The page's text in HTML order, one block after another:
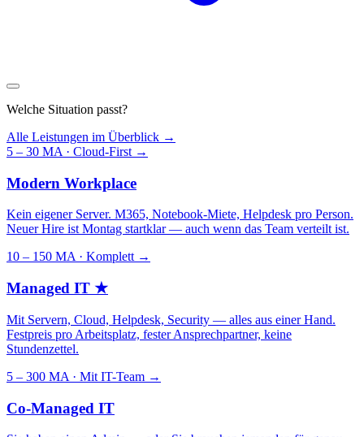
Welche Situation passt?
Alle Leistungen im Überblick →
5 – 30 MA · Cloud-First →
Modern Workplace
Kein eigener Server. M365, Notebook-Miete, Helpdesk pro Person.
Neuer Hire ist Montag startklar — auch wenn das Team verteilt ist.
10 – 150 MA · Komplett →
Managed IT ★
Mit Servern, Cloud, Helpdesk, Security — alles aus einer Hand.
Festpreis pro Arbeitsplatz, fester Ansprechpartner, keine
Stundenzettel.
5 – 300 MA · Mit IT-Team →
Co-Managed IT